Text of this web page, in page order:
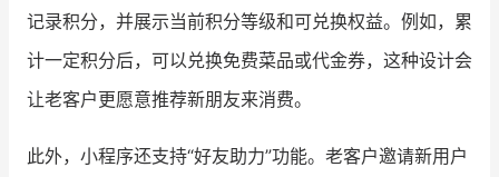
记录积分，并展示当前积分等级和可兑换权益。例如，累
计一定积分后，可以兑换免费菜品或代金券，这种设计会
让老客户更愿意推荐新朋友来消费。
此外，小程序还支持“好友助力”功能。老客户邀请新用户